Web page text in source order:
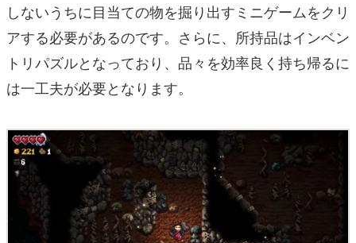
しないうちに目当ての物を掘り出すミニゲームをクリ
アする必要があるのです。さらに、所持品はインベン
トリパズルとなっており、品々を効率良く持ち帰るに
は一工夫が必要となります。